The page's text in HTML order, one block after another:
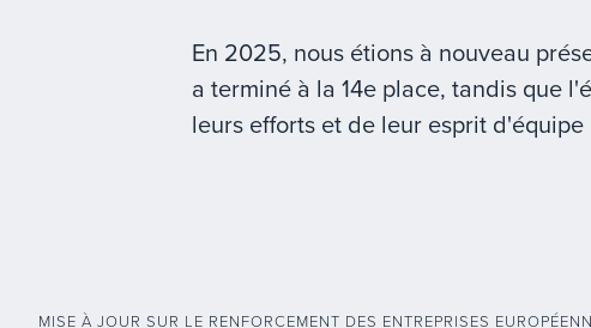
En 2025, nous étions à nouveau
a terminé à la 14e place, tandis que
leurs efforts et de leur esprit d'équipe
MISE À JOUR SUR LE RENFORCEMENT DES ENTREPRISES